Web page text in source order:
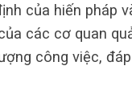
của hiến pháp
các cơ quan
công việc,